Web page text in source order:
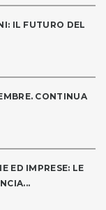
IL FUTURO DEL
CONTINUA
ED IMPRESE: LE